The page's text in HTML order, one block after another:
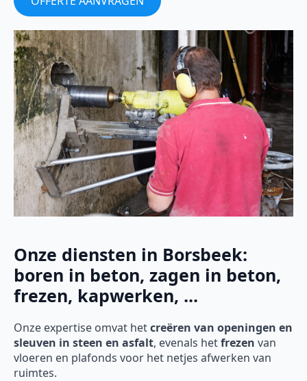
Onze diensten in Borsbeek:
boren in beton, zagen in beton,
frezen, kapwerken, ...
Onze expertise omvat hetcreëren van openingen en
sleuven in steen en asfalt, evenals hetfrezen van
vloeren en plafonds voor het netjes afwerken van
ruimtes.